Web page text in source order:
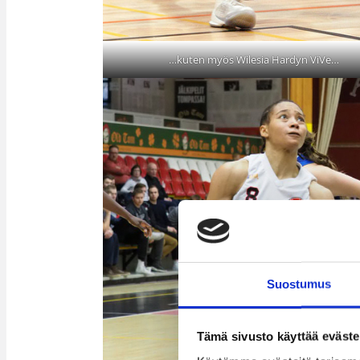
Suostumus
Tämä sivusto käyttää
…kuten myös Wilesia Hardyn ViVe…